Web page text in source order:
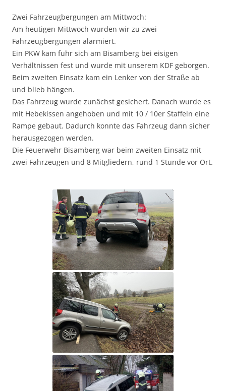
Zwei Fahrzeugbergungen am Mittwoch:
Am heutigen Mittwoch wurden wir zu zwei
Fahrzeugbergungen alarmiert.
Ein PKW kam fuhr sich am Bisamberg bei eisigen
Verhältnissen fest und wurde mit unserem KDF geborgen.
Beim zweiten Einsatz kam ein Lenker von der Straße ab
und blieb hängen.
Das Fahrzeug wurde zunächst gesichert. Danach wurde es
mit Hebekissen angehoben und mit 10 / 10er Staffeln eine
Rampe gebaut. Dadurch konnte das Fahrzeug dann sicher
herausgezogen werden.
Die Feuerwehr Bisamberg war beim zweiten Einsatz mit
zwei Fahrzeugen und 8 Mitgliedern, rund 1 Stunde vor Ort.